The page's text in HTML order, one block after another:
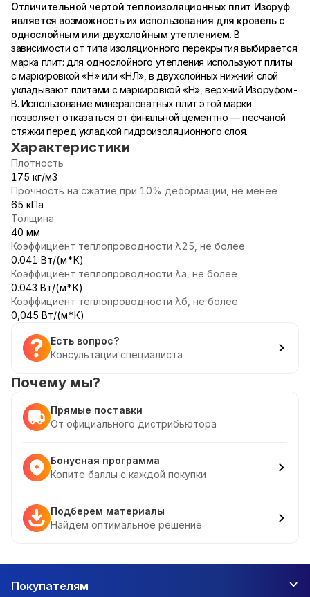
Отличительной чертой теплоизоляционных плит Изоруф
является возможность их использования для кровель с
однослойным или двухслойным утеплением. В
зависимости от типа изоляционного перекрытия выбирается
марка плит: для однослойного утепления используют плиты
с маркировкой «Н» или «НЛ», в двухслойных нижний слой
укладывают плитами с маркировкой «Н», верхний Изоруфом-
В. Использование минераловатных плит этой марки
позволяет отказаться от финальной цементно — песчаной
стяжки перед укладкой гидроизоляционного слоя.
Характеристики
Плотность
175 кг/м3
Прочность на сжатие при 10% деформации, не менее
65 кПа
Толщина
40 мм
Коэффициент теплопроводности λ25, не более
0.041 Вт/(м*К)
Коэффициент теплопроводности λа, не более
0.043 Вт/(м*К)
Коэффициент теплопроводности λб, не более
0,045 Вт/(м*К)
Есть вопрос?
Консультации специалиста
Почему мы?
Прямые поставки
От официального дистрибьютора
Бонусная программа
Копите баллы с каждой покупки
Подберем материалы
Найдем оптимальное решение
Покупателям